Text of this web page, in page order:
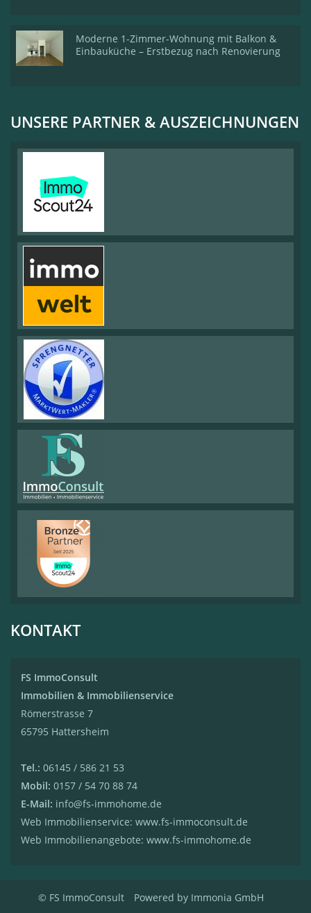
Moderne 1-Zimmer-Wohnung mit Balkon &
Einbauküche – Erstbezug nach Renovierung
UNSERE PARTNER & AUSZEICHNUNGEN
KONTAKT
FS ImmoConsult
Immobilien & Immobilienservice
Römerstrasse 7
65795 Hattersheim
Tel.: 06145 / 586 21 53
Mobil: 0157 / 54 70 88 74
E-Mail: info@fs-immohome.de
Web Immobilienservice: www.fs-immoconsult.de
Web Immobilienangebote: www.fs-immohome.de
© FS ImmoConsult
Powered by Immonia GmbH